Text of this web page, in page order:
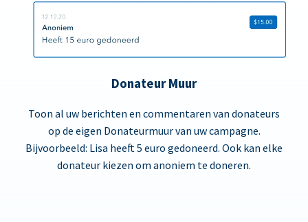
Donateur Muur
Toon al uw berichten en commentaren van donateurs
op de eigen Donateurmuur van uw campagne.
Bijvoorbeeld: Lisa heeft 5 euro gedoneerd. Ook kan elke
donateur kiezen om anoniem te doneren.